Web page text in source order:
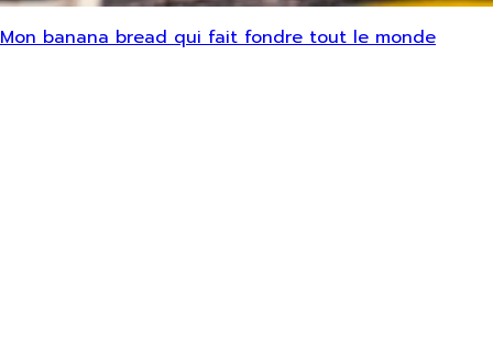
Mon banana bread qui fait fondre tout le monde